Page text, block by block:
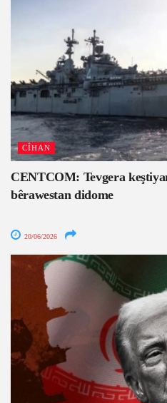
CÎHAN
CENTCOM: Tevgera
bêrawestan didome
20/06/2026